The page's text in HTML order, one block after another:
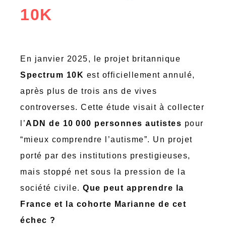
10K
En janvier 2025, le projet britannique
Spectrum 10K est officiellement annulé,
après plus de trois ans de vives
controverses. Cette étude visait à collecter
l’ADN de 10 000 personnes autistes pour
“mieux comprendre l’autisme”. Un projet
porté par des institutions prestigieuses,
mais stoppé net sous la pression de la
société civile. Que peut apprendre la
France et la cohorte Marianne de cet
échec ?